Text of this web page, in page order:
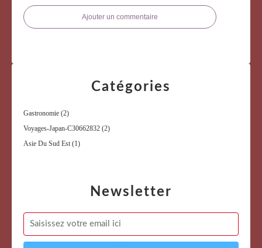
Ajouter un commentaire
Newsletter
Catégories
Gastronomie (2)
Voyages-Japan-C30662832 (2)
Asie Du Sud Est (1)